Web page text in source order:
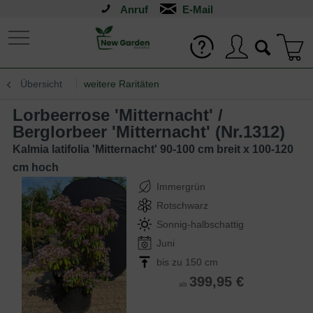
Anruf
Übersicht weitere Raritäten
Lorbeerrose 'Mitternacht' /
Berglorbeer 'Mitternacht' (Nr.1312)
Kalmia latifolia 'Mitternacht' 90-100 cm breit x 100-120
cm hoch
Immergrün
Rotschwarz
Sonnig-halbschattig
Juni
bis zu 150 cm
ab 399,95 €